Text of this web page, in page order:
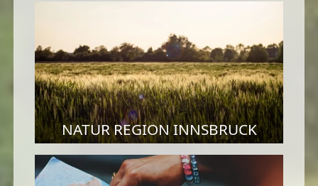
NATUR REGION INNSBRUCK